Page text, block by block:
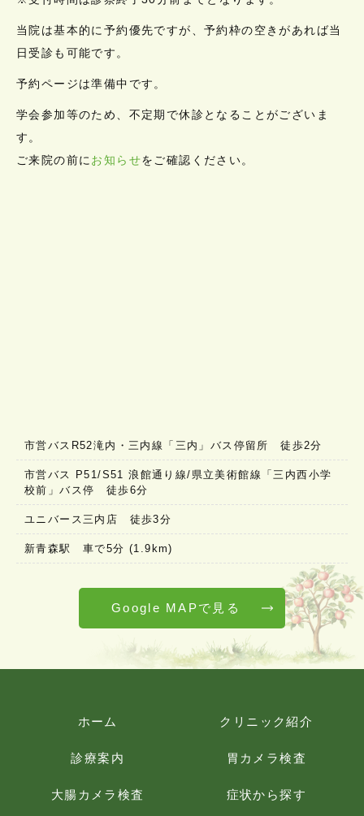
当院は基本的に予約優先ですが、予約枠の空きがあれば当
日受診も可能です。
予約ページは準備中です。
学会参加等のため、不定期で休診となることがございま
す。
ご来院の前に お知らせをご確認ください。
市営バスR52滝内・三内線「三内」バス停留所 徒歩2分
市営バス P51/S51 浪館通り線/県立美術館線「三内西小学
校前」バス停 徒歩6分
ユニバース三内店 徒歩3分
新青森駅 車で5分 (1.9km)
Google MAPで見る
ホーム クリニック紹介
診療案内 胃カメラ検査
大腸カメラ検査 症状から探す